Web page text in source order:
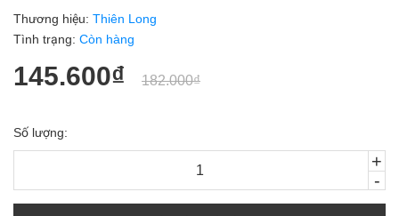
Thương hiệu: Thiên Long
Tình trạng: Còn hàng
145.600₫ 182.000₫
Số lượng:
-
+